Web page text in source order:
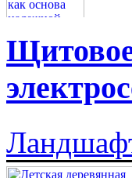
Щитовое